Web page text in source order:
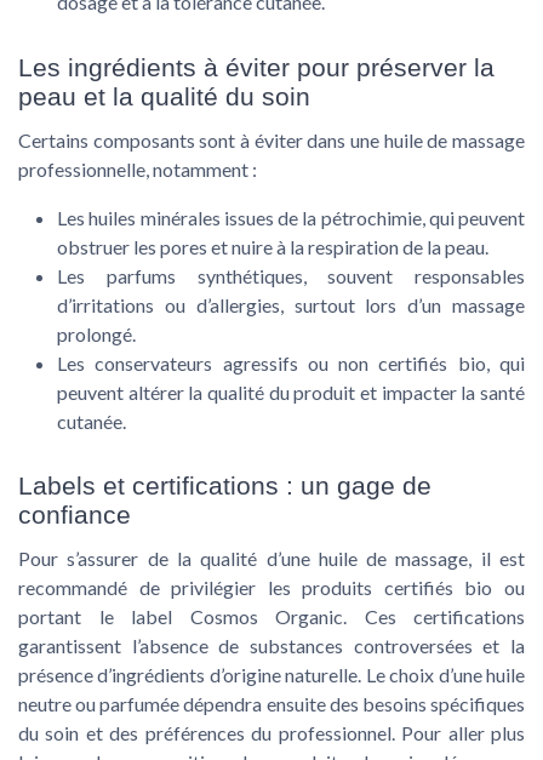
Les ingrédients à éviter pour préserver la
peau et la qualité du soin
Certains composants sont à éviter dans une huile de massage
professionnelle, notamment :
Les huiles minérales issues de la pétrochimie, qui peuvent
obstruer les pores et nuire à la respiration de la peau.
Les parfums synthétiques, souvent responsables
d’irritations ou d’allergies, surtout lors d’un massage
prolongé.
Les conservateurs agressifs ou non certifiés bio, qui
peuvent altérer la qualité du produit et impacter la santé
cutanée.
Labels et certifications : un gage de
confiance
Pour s’assurer de la qualité d’une huile de massage, il est
recommandé de privilégier les produits certifiés bio ou
portant le label Cosmos Organic . Ces certifications
garantissent l’absence de substances controversées et la
présence d’ingrédients d’origine naturelle. Le choix d’une huile
neutre ou parfumée dépendra ensuite des besoins spécifiques
du soin et des préférences du professionnel. Pour aller plus